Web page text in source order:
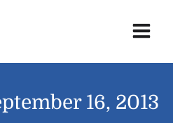
16, 2013